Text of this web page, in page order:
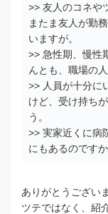
>> 友人のコネや
またま友人が勤
いますが。
>> 急性期、慢性
んとも、職場の
>> 人員が十分に
けど、受け持ち
う。
>> 実家近くに病
にもあるのですか
ありがとうござい
ツテではなく、紹